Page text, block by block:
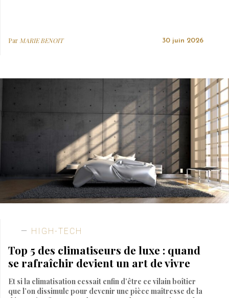
Par MARIE BENOIT 30 juin 2026
HIGH-TECH
Top 5 des climatiseurs de luxe : quand
se rafraîchir devient un art de vivre
Et si la climatisation cessait enfin d’être ce vilain boîtier
que l’on dissimule pour devenir une pièce maîtresse de la